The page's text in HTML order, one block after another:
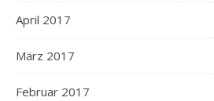
April 2017
März 2017
Februar 2017